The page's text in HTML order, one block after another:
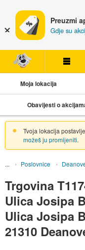
Preuzmi
Gdje su
Moja lokacija
Obavijesti o
Tvoja lokacija
možeš ju promijeniti.
Poslovnice
Trgovina
Ulica Josipa
Ulica Josipa
21310